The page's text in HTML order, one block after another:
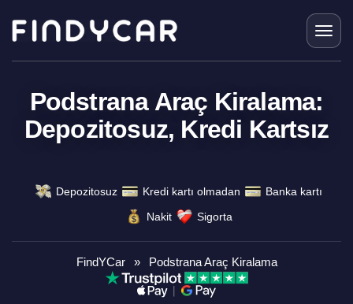
content
Podstrana Araç Kiralama:
Depozitosuz, Kredi Kartsız
Depozitosuz Kredi kartı olmadan
Banka kartı
Nakit
Sigorta
FindYCar » Podstrana Araç Kiralama